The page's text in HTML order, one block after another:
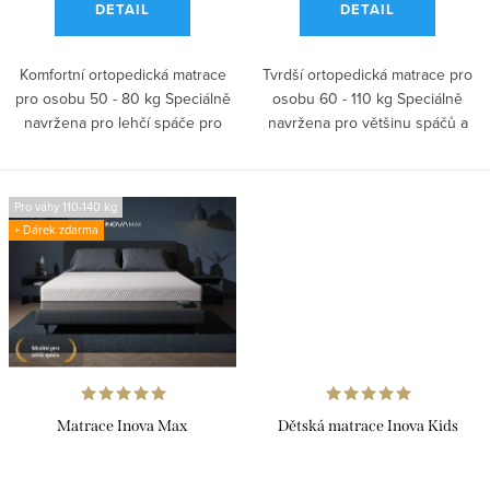
DETAIL
Komfortní ortopedická matrace
pro osobu 50 - 80 kg Speciálně
navržena pro lehčí spáče pro
DETAIL
Tvrdší ortopedická matrace pro
osobu 60 - 110 kg Speciálně
navržena pro většinu spáčů a
Pro váhy 110-140 kg
+ Dárek zdarma
Matrace Inova Max Dětská matrace Inova Kids